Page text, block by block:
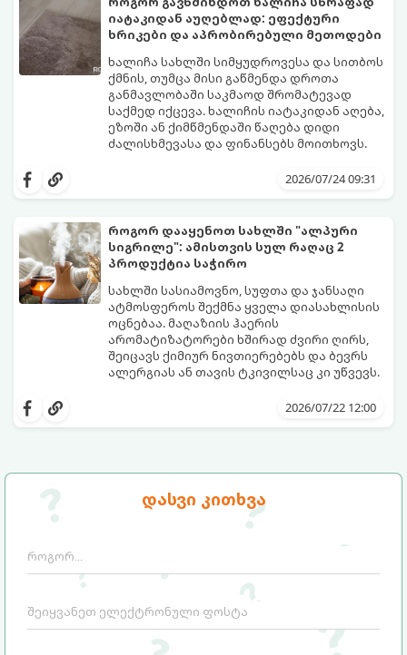
დასვი კითხვა
ტექნიკის გარეშეც.
გთავაზობთ 10 საუკეთესო და
ხელმისაწვდომ მეთოდს:
იატაკიდან აუღებლად: ეფექტური
ხრიკები და აპრობირებული მეთოდები
ხალიჩა სახლში სიმყუდროვესა და სითბოს
ქმნის, თუმცა მისი გაწმენდა დროთა
განმავლობაში საკმაოდ შრომატევად
საქმედ იქცევა. ხალიჩის იატაკიდან აღება,
ეზოში ან ქიმწმენდაში წაღება დიდი
ძალისხმევასა და ფინანსებს მოითხოვს.
ეფექტური, ბიუჯეტური და აპრობირებული
ლაქების ამოყვანასა და პირვანდელი
სიახლის დაბრუნებას.
2026/07/24 09:31
როგორ დააყენოთ სახლში "ალპური
სიგრილე": ამისთვის სულ რაღაც 2
პროდუქტია საჭირო
სახლში სასიამოვნო, სუფთა და ჯანსაღი
ატმოსფეროს შექმნა ყველა დიასახლისის
ოცნებაა. მაღაზიის ჰაერის
არომატიზატორები ხშირად ძვირი ღირს,
შეიცავს ქიმიურ ნივთიერებებს და ბევრს
ალერგიას ან თავის ტკივილსაც კი უწვევს.
სიგრილისა“ და სიახლის ეფექტის მიღწევა
ინგრედიენტი დაგჭირდებათ, რომლებიც
2026/07/22 12:00